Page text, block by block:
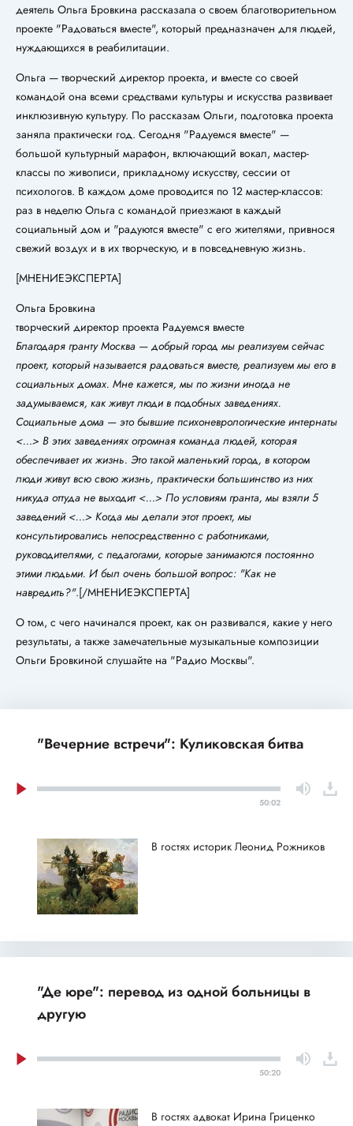
деятель Ольга Бровкина рассказала о своем благотворительном
проекте "Радоваться вместе", который предназначен для людей,
нуждающихся в реабилитации.
Ольга — творческий директор проекта, и вместе со своей
командой она всеми средствами культуры и искусства развивает
инклюзивную культуру. По рассказам Ольги, подготовка проекта
заняла практически год. Сегодня "Радуемся вместе" —
большой культурный марафон, включающий вокал, мастер-
классы по живописи, прикладному искусству, сессии от
психологов. В каждом доме проводится по 12 мастер-классов:
раз в неделю Ольга с командой приезжают в каждый
социальный дом и "радуются вместе" с его жителями, привнося
свежий воздух и в их творческую, и в повседневную жизнь.
[МНЕНИЕЭКСПЕРТА]
Ольга Бровкина
творческий директор проекта Радуемся вместе
Благодаря гранту Москва — добрый город мы реализуем сейчас
проект, который называется радоваться вместе, реализуем мы его в
социальных домах. Мне кажется, мы по жизни иногда не
задумываемся, как живут люди в подобных заведениях.
Социальные дома — это бывшие психоневрологические интернаты
<…> В этих заведениях огромная команда людей, которая
обеспечивает их жизнь. Это такой маленький город, в котором
люди живут всю свою жизнь, практически большинство из них
никуда оттуда не выходит <…> По условиям гранта, мы взяли 5
заведений <…> Когда мы делали этот проект, мы
консультировались непосредственно с работниками,
руководителями, с педагогами, которые занимаются постоянно
этими людьми. И был очень большой вопрос: "Как не
навредить?".[/МНЕНИЕЭКСПЕРТА]
О том, с чего начинался проект, как он развивался, какие у него
результаты, а также замечательные музыкальные композиции
Ольги Бровкиной слушайте на "Радио Москвы".
"Вечерние встречи": Куликовская битва
50:02
В гостях историк Леонид Рожников
"Де юре": перевод из одной больницы в
другую
50:20
В гостях адвокат Ирина Гриценко